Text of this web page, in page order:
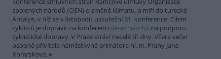
spojených národů (OSN) o změně klimatu, a míří do turecké
Antalye, v níž se v listopadu uskuteční 31. konference. Cílem
cyklistů je dopravit na konferenci deset návrhů na podporu
cyklistické dopravy. V Praze stráví necelé tři dny. Včera večer
osobně přivítala náměstkyně primátora hl. m. Prahy Jana
Komrsková.